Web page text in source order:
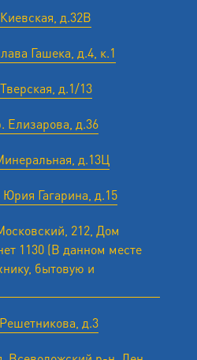
д.32В
Гашека, д.4, к.1
д.1/13
Елизарова, д.36
д.13Ц
Гагарина, д.15
212, Дом
1130 (В данном месте
бытовую и
д.3